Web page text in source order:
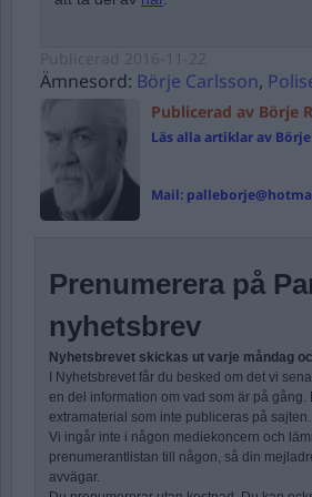
Ämnesord: Börje Carlsson,
Publicerad av Börje
Läs alla artiklar av Börje
Mail:
Prenumerera på
nyhetsbrev
Nyhetsbrevet skickas ut varje måndag
I Nyhetsbrevet får du besked om det vi
en del information om vad som är på gång.
extramaterial som inte publiceras på sajten.
Vi ingår inte i någon mediekoncern och
prenumerantlistan till någon, så din
avvägar.